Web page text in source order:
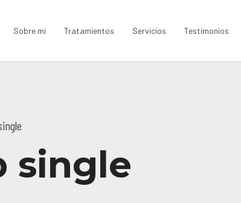
Sobre mi Tratamientos Servicios Testimonios
single